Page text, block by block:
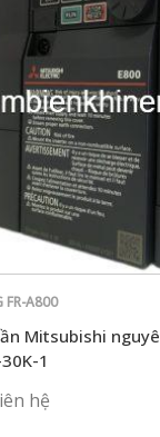
FR-A800
Mitsubishi
1
hệ